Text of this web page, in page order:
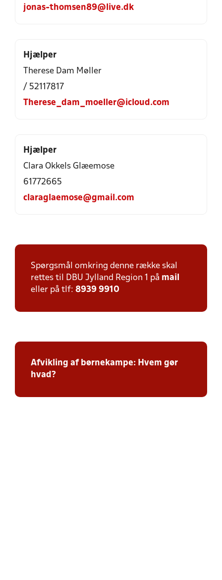
jonas-thomsen89@live.dk
Hjælper
Therese Dam Møller
/ 52117817
Therese_dam_moeller@icloud.com
Hjælper
Clara Okkels Glæemose
61772665
claraglaemose@gmail.com
Spørgsmål omkring denne række skal
rettes til DBU Jylland Region 1 på mail
eller på tlf: 8939 9910
Afvikling af børnekampe: Hvem gør
hvad?